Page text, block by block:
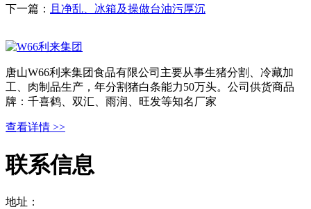
下一篇： 且净乱、冰箱及操做台油污厚沉
唐山W66利来集团食品有限公司主要从事生猪分割、冷藏加
工、肉制品生产，年分割猪白条能力50万头。公司供货商品
牌：千喜鹤、双汇、雨润、旺发等知名厂家
查看详情 >>
联系信息
地址：